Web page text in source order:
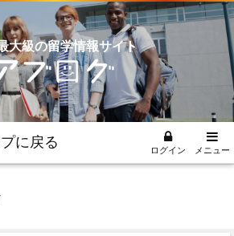
大級の留学情報サイト
に戻る ログイン メニュー